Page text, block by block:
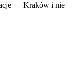
— Kraków i nie